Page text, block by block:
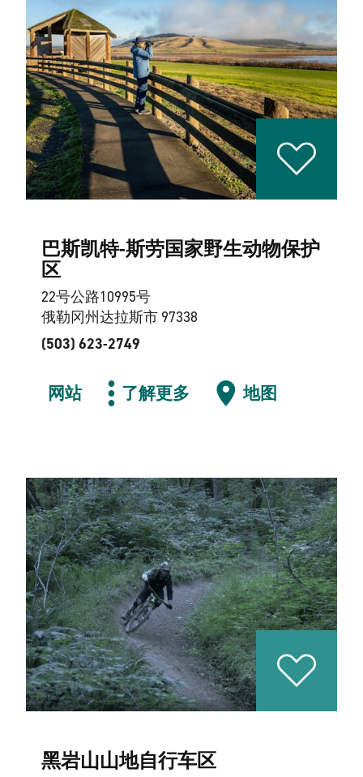
巴斯凯特-斯劳国家野生动物保护
区
22号公路10995号
俄勒冈州达拉斯市 97338
(503) 623-2749
网站 了解更多 地图
黑岩山山地自行车区